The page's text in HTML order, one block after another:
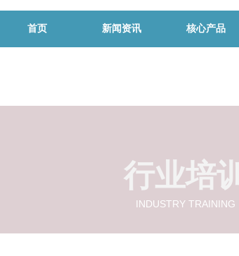
首页 新闻资讯 核心产品
行业培训
INDUSTRY TRAINING